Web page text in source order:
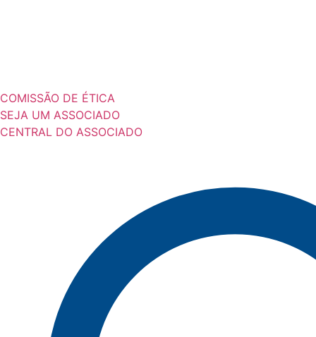
COMISSÃO DE ÉTICA
SEJA UM ASSOCIADO
CENTRAL DO ASSOCIADO